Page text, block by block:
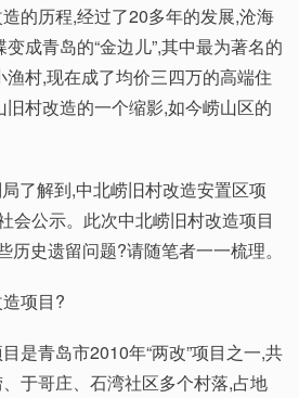
的历程,经过了20多年的发展,沧海
成青岛的“金边儿”,其中最为著名的
村,现在成了均价三四万的高端住
村改造的一个缩影,如今崂山区的
了解到,中北崂旧村改造安置区项
会公示。此次中北崂旧村改造项目
史遗留问题?请随笔者一一梳理。
项目?
是青岛市2010年“两改”项目之一,共
于哥庄、石湾社区多个村落,占地